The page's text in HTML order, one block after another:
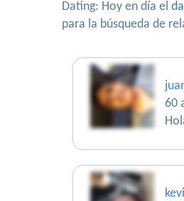
Dating: Hoy en día el
para la búsqueda de
60